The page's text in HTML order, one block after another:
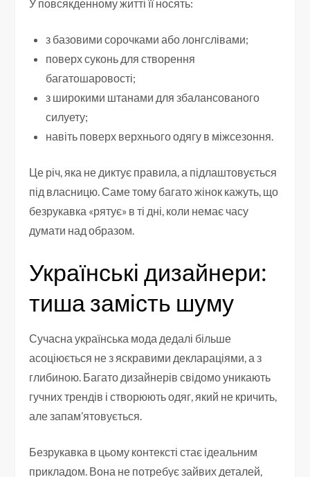
У повсякденному житті її носять:
з базовими сорочками або лонгслівами;
поверх суконь для створення
багатошаровості;
з широкими штанами для збалансованого
силуету;
навіть поверх верхнього одягу в міжсезоння.
Це річ, яка не диктує правила, а підлаштовується
під власницю. Саме тому багато жінок кажуть, що
безрукавка «рятує» в ті дні, коли немає часу
думати над образом.
Українські дизайнери:
тиша замість шуму
Сучасна українська мода дедалі більше
асоціюється не з яскравими деклараціями, а з
глибиною. Багато дизайнерів свідомо уникають
гучних трендів і створюють одяг, який не кричить,
але запам’ятовується.
Безрукавка в цьому контексті стає ідеальним
прикладом. Вона не потребує зайвих деталей,